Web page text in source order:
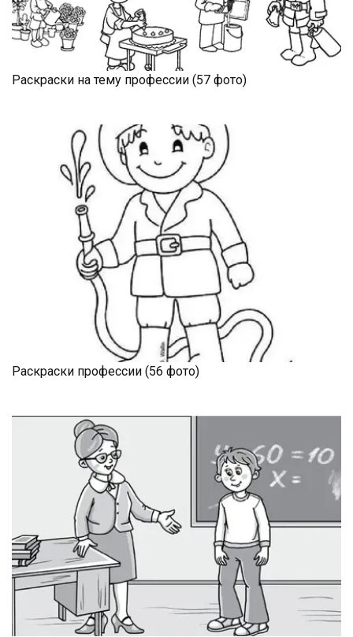
Раскраски на тему профессии (57 фото)
Раскраски профессии (56 фото)